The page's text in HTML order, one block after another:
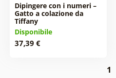
Dipingere con i numeri –
Gatto a colazione da
Tiffany
Disponibile
37,39 €
1